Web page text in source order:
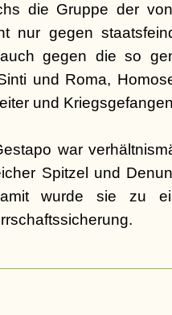
die Gruppe der
nur gegen
gegen die so
und Roma,
und
war
Spitzel und
wurde sie zu